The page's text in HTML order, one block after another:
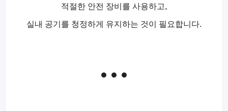
적절한 안전 장비를 사용하고,
실내 공기를 청정하게 유지하는 것이 필요합니다.